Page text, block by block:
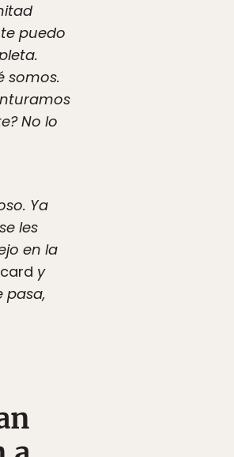
puedo
somos.
No lo
Ya
les
en la
y
pasa,